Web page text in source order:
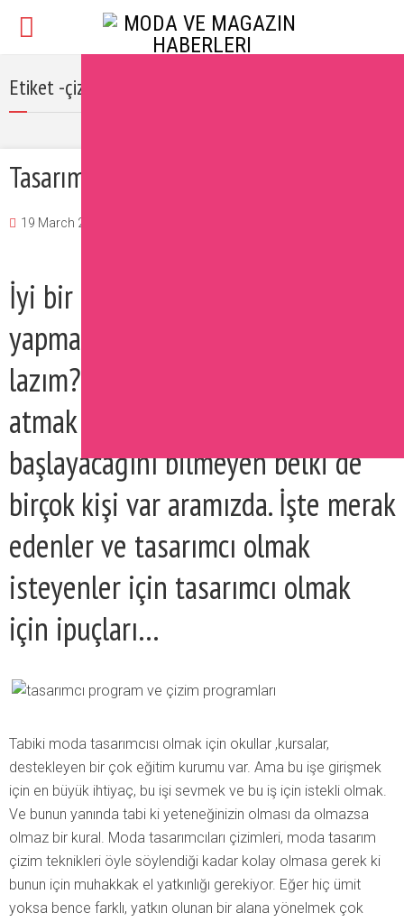
Etiket -çizim programları
Tasarımcı Olmak İçin İpuçları
19 March 2017
İyi bir tasarımcı olmak için ne
yapmak lazım, nereden başlamak
lazım? Tasarım dünyasına adım
atmak isteyen ve nereden
başlayacağını bilmeyen belki de
birçok kişi var aramızda. İşte merak
edenler ve tasarımcı olmak
isteyenler için tasarımcı olmak
için ipuçları…
Tabiki moda tasarımcısı olmak için okullar ,kursalar,
destekleyen bir çok eğitim kurumu var. Ama bu işe girişmek
için en büyük ihtiyaç, bu işi sevmek ve bu iş için istekli olmak.
Ve bunun yanında tabi ki yeteneğinizin olması da olmazsa
olmaz bir kural. Moda tasarımcıları çizimleri, moda tasarım
çizim teknikleri öyle söylendiği kadar kolay olmasa gerek ki
bunun için muhakkak el yatkınlığı gerekiyor. Eğer hiç ümit
yoksa bence farklı, yatkın olunan bir alana yönelmek çok